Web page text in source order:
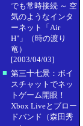
でも常時接続 ～ 空
気のようなインタ
ーネット「Air
H"」（時の渡り
竜）
[2003/04/03]
■ 第三十七景：ボイ
スチャットでネッ
トゲーム開眼！
Xbox Liveとブロー
ドバンド（森田秀